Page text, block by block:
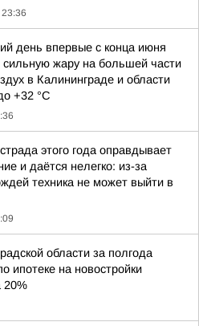
день впервые с конца июня
сильную жару на большей части
в Калининграде и области
+32 °С
этого года оправдывает
и даётся нелегко: из-за
техника не может выйти в
области за полгода
ипотеке на новостройки
20%